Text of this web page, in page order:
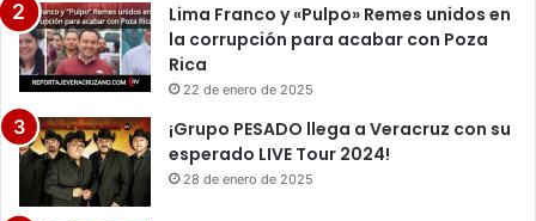
Lima Franco y «Pulpo» Remes unidos en
la corrupción para acabar con Poza
Rica
22 de enero de 2025
¡Grupo PESADO llega a Veracruz con su
esperado LIVE Tour 2024!
28 de enero de 2025